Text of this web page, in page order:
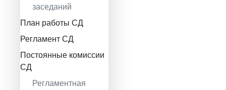
заседаний
План работы СД
Регламент СД
Постоянные комиссии
СД
Регламентная